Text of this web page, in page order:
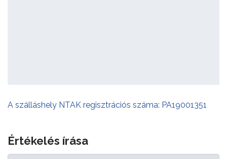
A szálláshely NTAK regisztrációs száma: PA19001351
Értékelés írása